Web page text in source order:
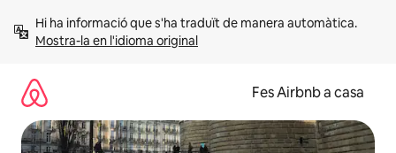
Mostra-la en l'idioma original
Fes Airbnb a casa